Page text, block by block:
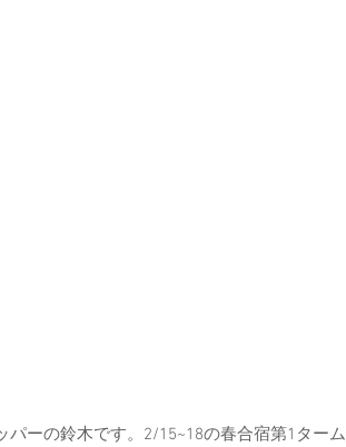
ーの鈴木です。2/15~18の春合宿第1ターム